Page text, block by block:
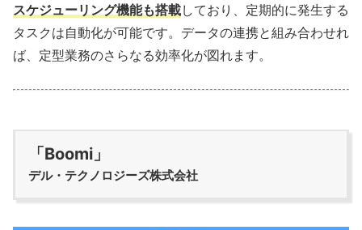
スケジューリング機能も搭載しており、定期的に発生する
タスクは自動化が可能です。データの連携と組み合わせれ
ば、定型業務のさらなる効率化が図れます。
「Boomi」
デル・テクノロジーズ株式会社